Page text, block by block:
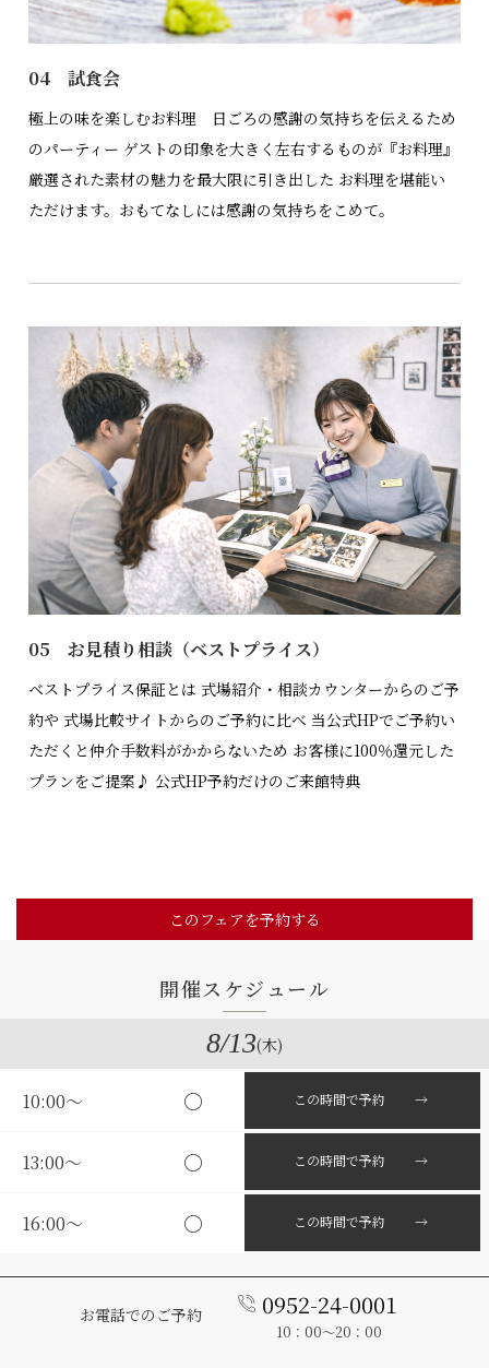
04 試食会
極上の味を楽しむお料理 日ごろの感謝の気持ちを伝えるため
のパーティー ゲストの印象を大きく左右するものが『お料理』
厳選された素材の魅力を最大限に引き出した お料理を堪能い
ただけます。おもてなしには感謝の気持ちをこめて。
05 お見積り相談（ベストプライス）
ベストプライス保証とは 式場紹介・相談カウンターからのご予
約や 式場比較サイトからのご予約に比べ 当公式HPでご予約い
ただくと仲介手数料がかからないため お客様に100％還元した
プランをご提案♪ 公式HP予約だけのご来館特典
このフェアを予約する
開催スケジュール
8/13(木)
10:00〜 ○ この時間で予約 →
13:00〜 ○ この時間で予約 →
16:00〜 ○ この時間で予約 →
お電話でのご予約 0952-24-0001
10：00～20：00